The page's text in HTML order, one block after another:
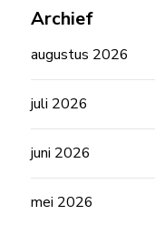
Archief
augustus 2026
juli 2026
juni 2026
mei 2026